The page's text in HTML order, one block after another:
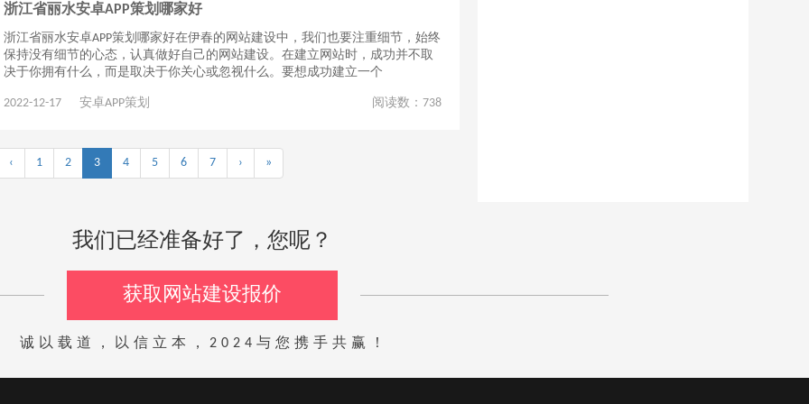
浙江省丽水安卓APP策划哪家好
浙江省丽水安卓APP策划哪家好在伊春的网站建设中，我们也要注重细节，始终
保持没有细节的心态，认真做好自己的网站建设。在建立网站时，成功并不取
决于你拥有什么，而是取决于你关心或忽视什么。要想成功建立一个
2022-12-17 安卓APP策划 阅读数： 738
‹ 1 2 3 4 5 6 7 › »
我们已经准备好了，您呢？
获取网站建设报价
诚以载道，以信立本，2024与您携手共赢！